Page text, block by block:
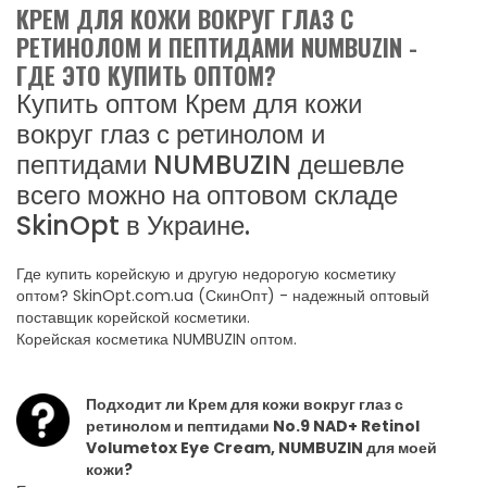
КРЕМ ДЛЯ КОЖИ ВОКРУГ ГЛАЗ С
РЕТИНОЛОМ И ПЕПТИДАМИ NUMBUZIN -
ГДЕ ЭТО КУПИТЬ ОПТОМ?
Купить оптом Крем для кожи
вокруг глаз с ретинолом и
пептидами NUMBUZIN дешевле
всего можно на оптовом складе
SkinOpt в Украине.
Где купить корейскую и другую недорогую косметику
оптом? SkinOpt.com.ua (СкинОпт) - надежный оптовый
поставщик корейской косметики.
Корейская косметика NUMBUZIN оптом.
Подходит ли Крем для кожи вокруг глаз с
ретинолом и пептидами No.9 NAD+ Retinol
Volumetox Eye Cream, NUMBUZIN для моей
кожи?